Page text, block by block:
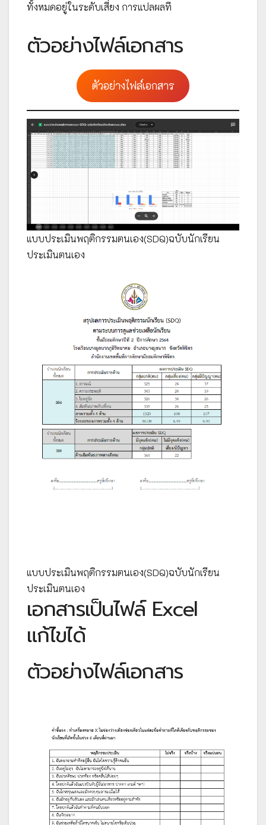
ทั้งหมดอยู่ในระดับเสี่ยง การแปลผลที
ตัวอย่างไฟล์เอกสาร
ตัวอย่างไฟล์เอกสาร
แบบประเมินพฤติกรรมตนเอง(SDQ)ฉบับนักเรียน
ประเมินตนเอง
แบบประเมินพฤติกรรมตนเอง(SDQ)ฉบับนักเรียน
ประเมินตนเอง
เอกสารเป็นไฟล์ Excel
แก้ไขได้
ตัวอย่างไฟล์เอกสาร